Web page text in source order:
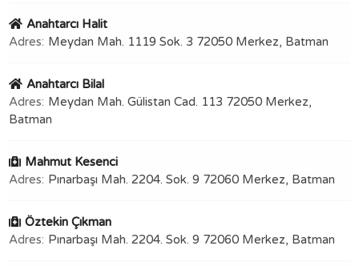
Anahtarcı Halit
Adres: Meydan Mah. 1119 Sok. 3 72050 Merkez, Batman
Anahtarcı Bilal
Adres: Meydan Mah. Gülistan Cad. 113 72050 Merkez,
Batman
Mahmut Kesenci
Adres: Pınarbaşı Mah. 2204. Sok. 9 72060 Merkez, Batman
Öztekin Çıkman
Adres: Pınarbaşı Mah. 2204. Sok. 9 72060 Merkez, Batman